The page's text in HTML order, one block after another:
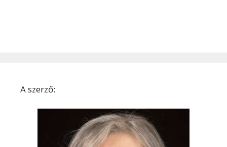
A szerző: